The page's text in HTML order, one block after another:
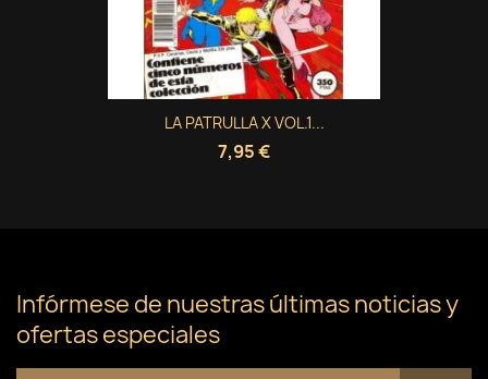
LA PATRULLA X VOL.1...
7,95 €
Infórmese de nuestras últimas noticias y
ofertas especiales